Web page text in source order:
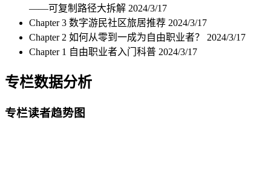
——可复制路径大拆解 2024/3/17
Chapter 3 数字游民社区旅居推荐 2024/3/17
Chapter 2 如何从零到一成为自由职业者？ 2024/3/17
Chapter 1 自由职业者入门科普 2024/3/17
专栏数据分析
专栏读者趋势图